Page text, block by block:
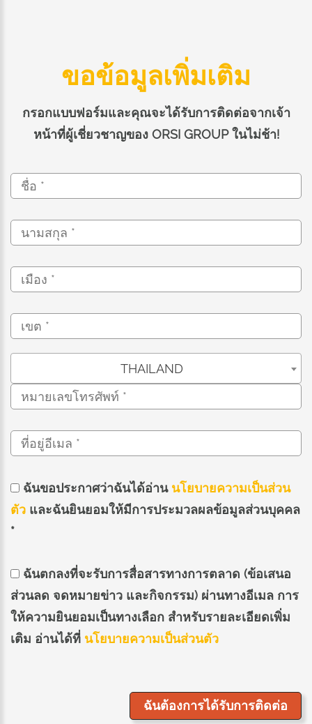
ขอข้อมูลเพิ่มเติม
กรอกแบบฟอร์มและคุณจะได้รับการติดต่อจากเจ้า
หน้าที่ผู้เชี่ยวชาญของ ORSI GROUP ในไม่ช้า!
THAILAND
ฉันขอประกาศว่าฉันได้อ่าน นโยบายความเป็นส่วน
ตัว และฉันยินยอมให้มีการประมวลผลข้อมูลส่วนบุคคล
*
ฉันตกลงที่จะรับการสื่อสารทางการตลาด (ข้อเสนอ
ส่วนลด จดหมายข่าว และกิจกรรม) ผ่านทางอีเมล การ
ให้ความยินยอมเป็นทางเลือก สำหรับรายละเอียดเพิ่ม
เติม อ่านได้ที่ นโยบายความเป็นส่วนตัว